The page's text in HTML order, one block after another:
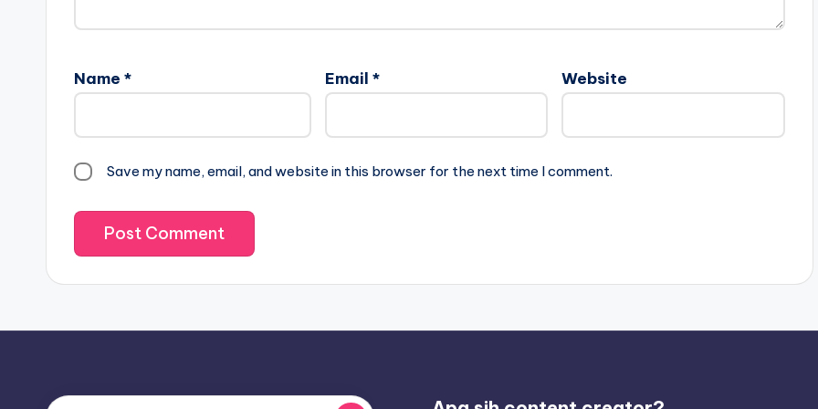
Name * Email * Website
Save my name, email, and website in this browser for the next time I comment.